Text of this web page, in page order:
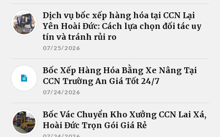
Dịch vụ bốc xếp hàng hóa tại CCN Lại
Yên Hoài Đức: Cách lựa chọn đối tác uy
tín và tránh rủi ro
07/25/2026
Bốc Xếp Hàng Hóa Bằng Xe Nâng Tại
CCN Trường An Giá Tốt 24/7
07/24/2026
Bốc Vác Chuyển Kho Xưởng CCN Lai Xá,
Hoài Đức Trọn Gói Giá Rẻ